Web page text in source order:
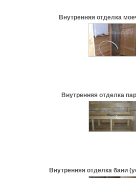
Внутренняя отделка
Внутренняя отделка
Внутренняя отделка бани